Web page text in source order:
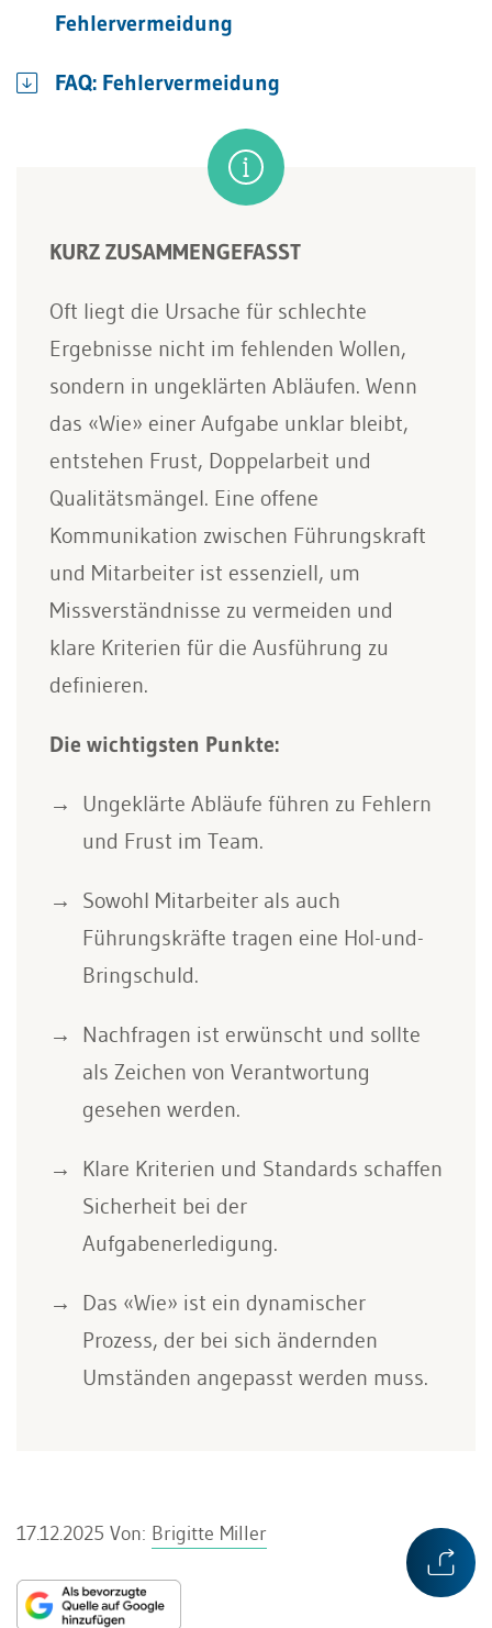
Fehlervermeidung
FAQ: Fehlervermeidung
KURZ ZUSAMMENGEFASST
Oft liegt die Ursache für schlechte
Ergebnisse nicht im fehlenden Wollen,
sondern in ungeklärten Abläufen. Wenn
das «Wie» einer Aufgabe unklar bleibt,
entstehen Frust, Doppelarbeit und
Qualitätsmängel. Eine offene
Kommunikation zwischen Führungskraft
und Mitarbeiter ist essenziell, um
Missverständnisse zu vermeiden und
klare Kriterien für die Ausführung zu
definieren.
Die wichtigsten Punkte:
Ungeklärte Abläufe führen zu Fehlern
und Frust im Team.
Sowohl Mitarbeiter als auch
Führungskräfte tragen eine Hol-und-
Bringschuld.
Nachfragen ist erwünscht und sollte
als Zeichen von Verantwortung
gesehen werden.
Klare Kriterien und Standards schaffen
Sicherheit bei der
Aufgabenerledigung.
Das «Wie» ist ein dynamischer
Prozess, der bei sich ändernden
Umständen angepasst werden muss.
17.12.2025 Von: Brigitte Miller